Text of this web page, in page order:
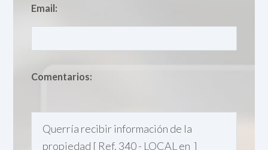
Email:
Comentarios: